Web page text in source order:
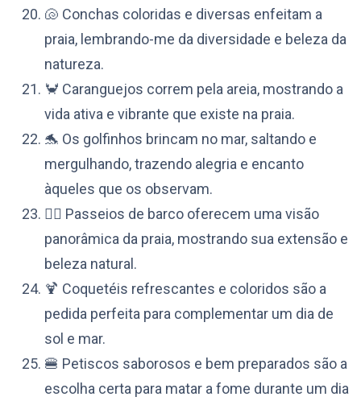
🐚 Conchas coloridas e diversas enfeitam a
praia, lembrando-me da diversidade e beleza da
natureza.
🦀 Caranguejos correm pela areia, mostrando a
vida ativa e vibrante que existe na praia.
🐬 Os golfinhos brincam no mar, saltando e
mergulhando, trazendo alegria e encanto
àqueles que os observam.
🚣‍♀️ Passeios de barco oferecem uma visão
panorâmica da praia, mostrando sua extensão e
beleza natural.
🍹 Coquetéis refrescantes e coloridos são a
pedida perfeita para complementar um dia de
sol e mar.
🍔 Petiscos saborosos e bem preparados são a
escolha certa para matar a fome durante um dia